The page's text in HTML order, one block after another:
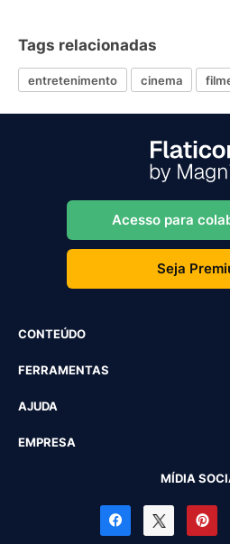
Tags relacionadas
entretenimento cinema
Acesso para
Seja
CONTEÚDO
FERRAMENTAS
AJUDA
EMPRESA
MÍDIA